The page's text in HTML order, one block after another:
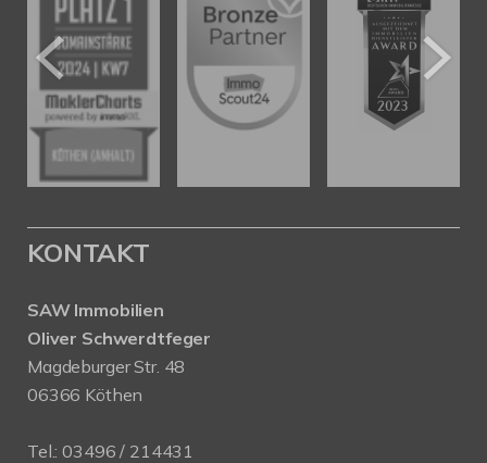
KONTAKT
SAW Immobilien
Oliver Schwerdtfeger
Magdeburger Str. 48
06366 Köthen
Tel.:03496 / 214431